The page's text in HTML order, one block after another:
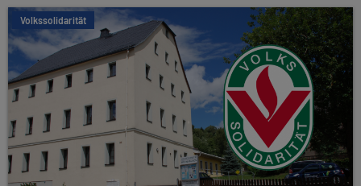
Volkssolidarität